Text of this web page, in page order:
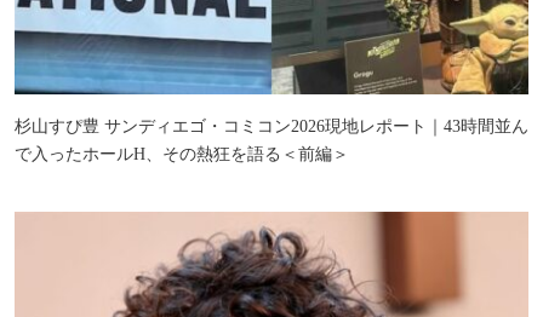
杉山すぴ豊 サンディエゴ・コミコン2026現地レポート｜43時間並ん
で入ったホールH、その熱狂を語る＜前編＞